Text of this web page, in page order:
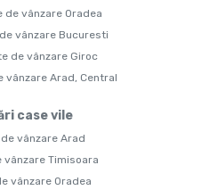
de vânzare Oradea
vânzare Bucuresti
de vânzare Giroc
vânzare Arad, Central
case vile
vânzare Arad
vânzare Timisoara
vânzare Oradea